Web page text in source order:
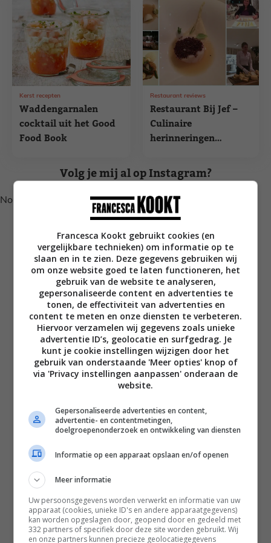
Waddengarnalen
cocktail uit het Good
Food Book
Kerst recepten
Restaurant Bij Jef –
Culinaire
herinneringen
gemaakt
Restaurant reviews
Volg je mij al op Instagram?
No posts found.
Disclaimer
Privacy voorwaarden
Instagram
Facebook
Pinterest
Home
Word gratis lid
Recepten
Leefstijl
Reizen
Francesca Kookt gebruikt cookies (en
vergelijkbare technieken) om informatie op te
slaan en in te zien. Deze gegevens gebruiken wij
om onze website goed te laten functioneren, het
gebruik van de website te analyseren,
gepersonaliseerde content en advertenties te
tonen, de effectiviteit van advertenties en
content te meten en onze diensten te verbeteren.
Hiervoor verzamelen wij gegevens zoals unieke
advertentie ID’s, geolocatie en surfgedrag. Je
kunt je cookie instellingen wijzigen door het
gebruik van onderstaande 'Meer opties' knop of
via 'Privacy instellingen aanpassen' onderaan de
website.
Gepersonaliseerde advertenties en content,
advertentie- en contentmetingen,
doelgroepenonderzoek en ontwikkeling van diensten
Informatie op een apparaat opslaan en/of openen
Meer informatie
Uw persoonsgegevens worden verwerkt en informatie van uw
apparaat (cookies, unieke ID's en andere apparaatgegevens)
kan worden opgeslagen door, geopend door en gedeeld met
332 partners of specifiek door deze site worden gebruikt. Wij
en onze partners kunnen precieze geolocatiegegevens